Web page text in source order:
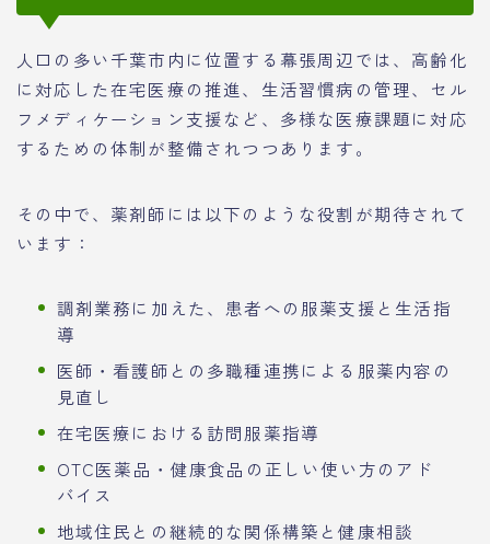
人口の多い千葉市内に位置する幕張周辺では、高齢化
に対応した在宅医療の推進、生活習慣病の管理、セル
フメディケーション支援など、多様な医療課題に対応
するための体制が整備されつつあります。
その中で、薬剤師には以下のような役割が期待されて
います：
調剤業務に加えた、患者への服薬支援と生活指
導
医師・看護師との多職種連携による服薬内容の
見直し
在宅医療における訪問服薬指導
OTC医薬品・健康食品の正しい使い方のアド
バイス
地域住民との継続的な関係構築と健康相談